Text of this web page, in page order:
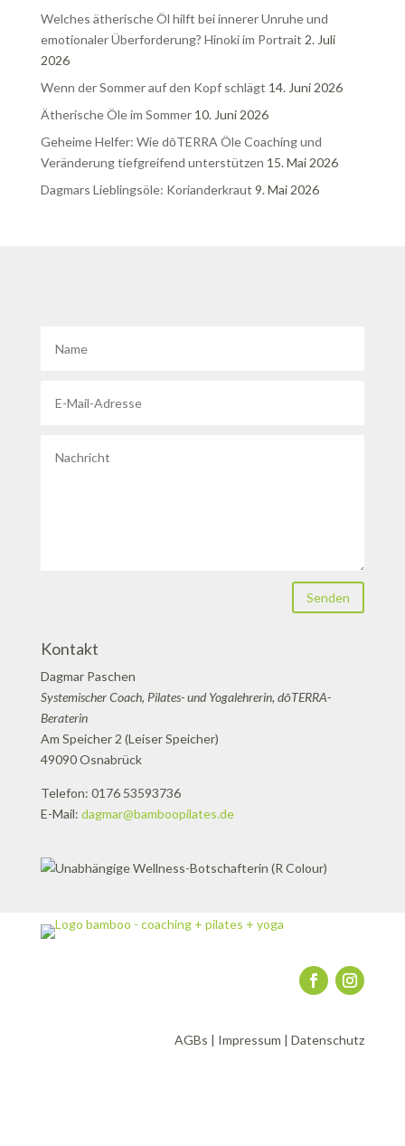
Welches ätherische Öl hilft bei innerer Unruhe und
emotionaler Überforderung? Hinoki im Portrait 2. Juli
2026
Wenn der Sommer auf den Kopf schlägt 14. Juni 2026
Ätherische Öle im Sommer 10. Juni 2026
Geheime Helfer: Wie dōTERRA Öle Coaching und
Veränderung tiefgreifend unterstützen 15. Mai 2026
Dagmars Lieblingsöle: Korianderkraut 9. Mai 2026
Senden
Kontakt
Dagmar Paschen
Systemischer Coach, Pilates- und Yogalehrerin, dōTERRA-
Beraterin
Am Speicher 2 (Leiser Speicher)
49090 Osnabrück
Telefon: 0176 53593736
E-Mail: dagmar@bamboopilates.de
AGBs | Impressum |Datenschutz